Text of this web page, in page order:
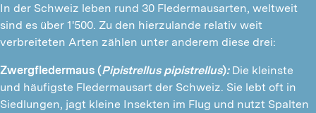
In der Schweiz leben rund 30 Fledermausarten, weltweit
sind es über 1'500. Zu den hierzulande relativ weit
verbreiteten Arten zählen unter anderem diese drei:
Zwergfledermaus (Pipistrellus pipistrellus): Die kleinste
und häufigste Fledermausart der Schweiz. Sie lebt oft in
Siedlungen, jagt kleine Insekten im Flug und nutzt Spalten